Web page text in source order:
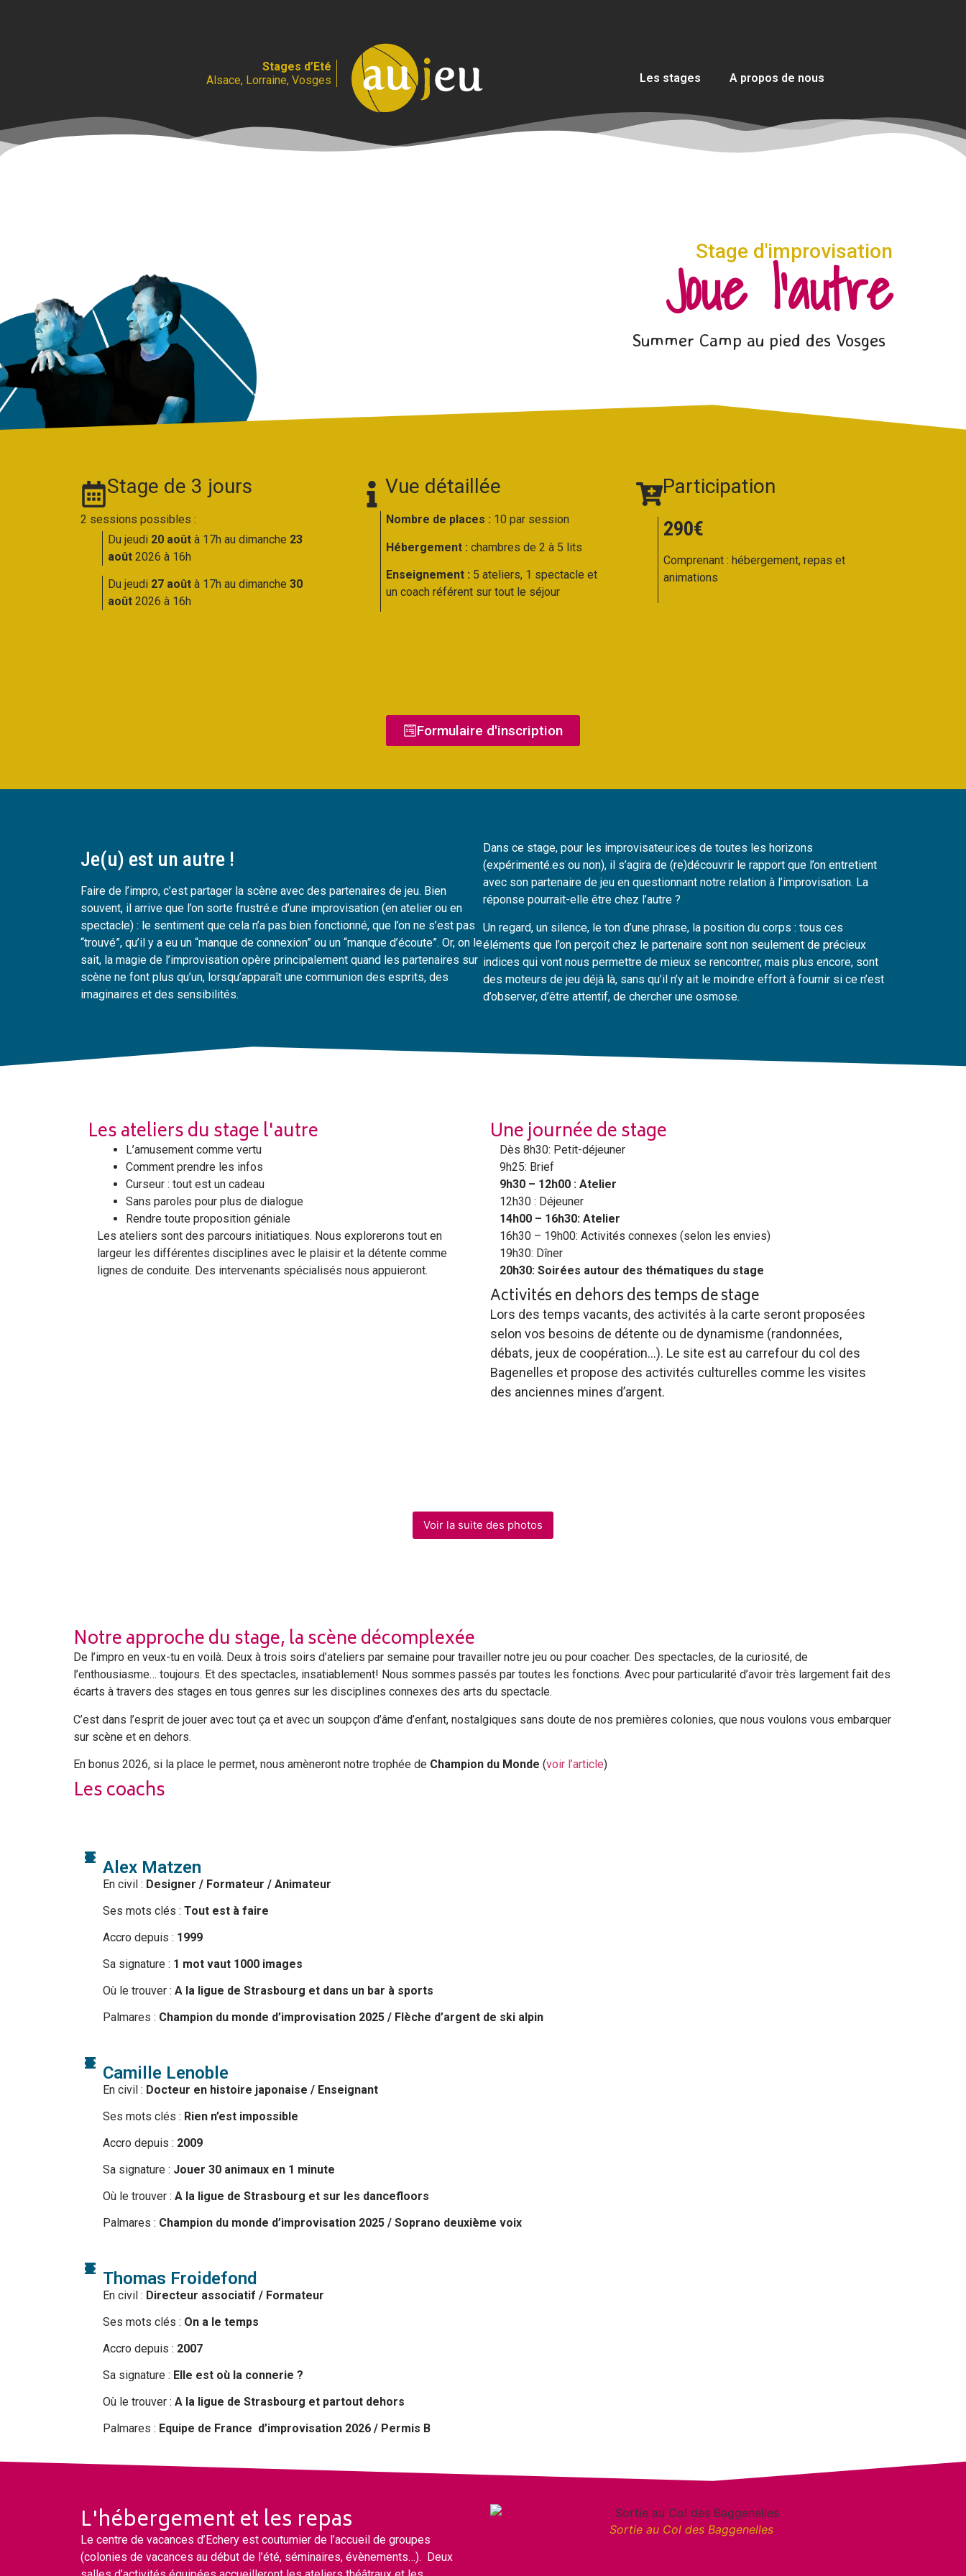
Stages d’Eté
Alsace, Lorraine, Vosges
Les stages A propos de nous
Stage d'improvisation
Joue l'autre
Summer Camp au pied des Vosges
Stage de 3 jours
2 sessions possibles :
Du jeudi 20 août à 17h au dimanche 23
août 2026 à 16h
Du jeudi 27 août à 17h au dimanche 30
août 2026 à 16h
Vue détaillée
Nombre de places : 10 par session
Hébergement : chambres de 2 à 5 lits
Enseignement : 5 ateliers, 1 spectacle et
un coach référent sur tout le séjour
Participation
290€
Comprenant : hébergement, repas et
animations
Formulaire d'inscription
Je(u) est un autre !
Faire de l’impro, c’est partager la scène avec des partenaires de jeu. Bien
souvent, il arrive que l’on sorte frustré.e d’une improvisation (en atelier ou en
spectacle) : le sentiment que cela n’a pas bien fonctionné, que l’on ne s’est pas
“trouvé”, qu’il y a eu un “manque de connexion” ou un “manque d’écoute”. Or, on le
sait, la magie de l’improvisation opère principalement quand les partenaires sur
scène ne font plus qu’un, lorsqu’apparaît une communion des esprits, des
imaginaires et des sensibilités.
Dans ce stage, pour les improvisateur.ices de toutes les horizons
(expérimenté.es ou non), il s’agira de (re)découvrir le rapport que l’on entretient
avec son partenaire de jeu en questionnant notre relation à l’improvisation. La
réponse pourrait-elle être chez l’autre ?
Un regard, un silence, le ton d’une phrase, la position du corps : tous ces
éléments que l’on perçoit chez le partenaire sont non seulement de précieux
indices qui vont nous permettre de mieux se rencontrer, mais plus encore, sont
des moteurs de jeu déjà là, sans qu’il n’y ait le moindre effort à fournir si ce n’est
d’observer, d’être attentif, de chercher une osmose.
Les ateliers du stage l'autre
L’amusement comme vertu
Comment prendre les infos
Curseur : tout est un cadeau
Sans paroles pour plus de dialogue
Rendre toute proposition géniale
Les ateliers sont des parcours initiatiques. Nous explorerons tout en
largeur les différentes disciplines avec le plaisir et la détente comme
lignes de conduite. Des intervenants spécialisés nous appuieront.
Une journée de stage
Dès 8h30: Petit-déjeuner
9h25: Brief
9h30 – 12h00 : Atelier
12h30 : Déjeuner
14h00 – 16h30: Atelier
16h30 – 19h00: Activités connexes (selon les envies)
19h30: Dîner
20h30: Soirées autour des thématiques du stage
Activités en dehors des temps de stage
Lors des temps vacants, des activités à la carte seront proposées
selon vos besoins de détente ou de dynamisme (randonnées,
débats, jeux de coopération…). Le site est au carrefour du col des
Bagenelles et propose des activités culturelles comme les visites
des anciennes mines d’argent.
Voir la suite des photos
Notre approche du stage, la scène décomplexée
De l’impro en veux-tu en voilà. Deux à trois soirs d’ateliers par semaine pour travailler notre jeu ou pour coacher. Des spectacles, de la curiosité, de
l’enthousiasme… toujours. Et des spectacles, insatiablement! Nous sommes passés par toutes les fonctions. Avec pour particularité d’avoir très largement fait des
écarts à travers des stages en tous genres sur les disciplines connexes des arts du spectacle.
C’est dans l’esprit de jouer avec tout ça et avec un soupçon d’âme d’enfant, nostalgiques sans doute de nos premières colonies, que nous voulons vous embarquer
sur scène et en dehors.
En bonus 2026, si la place le permet, nous amèneront notre trophée de Champion du Monde (voir l’article)
Les coachs
Alex Matzen
En civil : Designer / Formateur / Animateur
Ses mots clés :Tout est à faire
Accro depuis : 1999
Sa signature : 1 mot vaut 1000 images
Où le trouver :A la ligue de Strasbourg et dans un bar à sports
Palmares : Champion du monde d’improvisation 2025 / Flèche d’argent de ski alpin
Camille Lenoble
En civil : Docteur en histoire japonaise / Enseignant
Ses mots clés : Rien n’est impossible
Accro depuis : 2009
Sa signature : Jouer 30 animaux en 1 minute
Où le trouver :A la ligue de Strasbourg et sur les dancefloors
Palmares : Champion du monde d’improvisation 2025 / Soprano deuxième voix
Thomas Froidefond​
En civil : Directeur associatif / Formateur
Ses mots clés : On a le temps
Accro depuis : 2007
Sa signature : Elle est où la connerie ?
Où le trouver :A la ligue de Strasbourg et partout dehors
Palmares : Equipe de France d’improvisation 2026 / Permis B
L'hébergement et les repas
Le centre de vacances d’Echery est coutumier de l’accueil de groupes
(colonies de vacances au début de l’été, séminaires, évènements…). Deux
Sortie au Col des Baggenelles